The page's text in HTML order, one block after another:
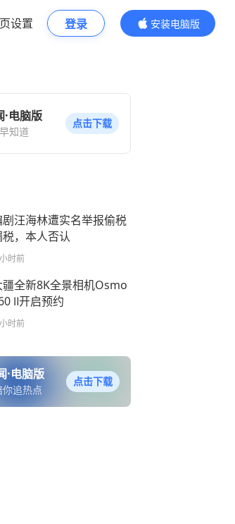
设置 登录
安装电脑版
内容更精彩
·电脑版
知道
点击下载
剧汪海林遭实名举报偷税
税，本人否认
时前
疆全新8K全景相机Osmo
Ⅱ开启预约
时前
·电脑版
追热点
点击下载